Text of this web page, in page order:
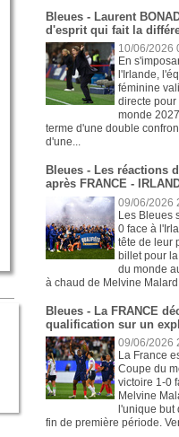
Bleues - Laurent
d'esprit qui fait la
10/06/2026
En
l'Irlande,
féminine
directe
monde
terme d'une double
d'une...
Bleues - Les réactions
après FRANCE -
09/06/2026
Les Bleues
0 face à
tête de leur
billet pour
du monde
à chaud de Melvine
Bleues - La FRANCE
qualification sur un
09/06/2026
La France
Coupe du
victoire 1-0
Melvine
l'unique but
fin de première période.